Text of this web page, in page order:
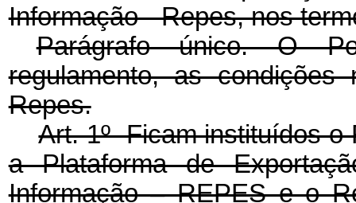
Informação - Repes, nos
Parágrafo único. O
regulamento, as
Repes.
Art. 1º Ficam instituídos o
a Plataforma de
Informação – REPES e o